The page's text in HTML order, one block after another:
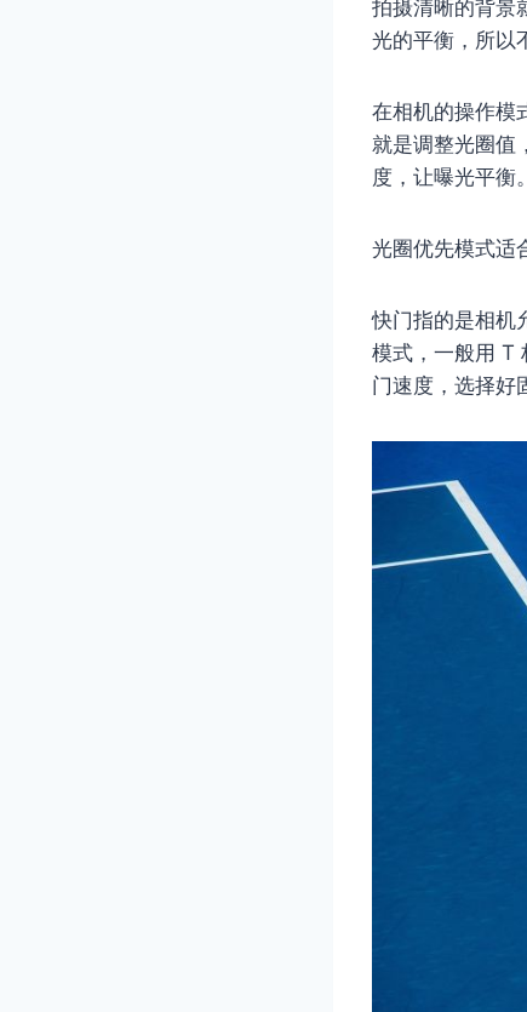
拍摄清晰的背景
光的平衡，所以
在相机的操作模
就是调整光圈值
度，让曝光平衡。
光圈优先模式适
快门指的是相机
模式，一般用 T
门速度，选择好